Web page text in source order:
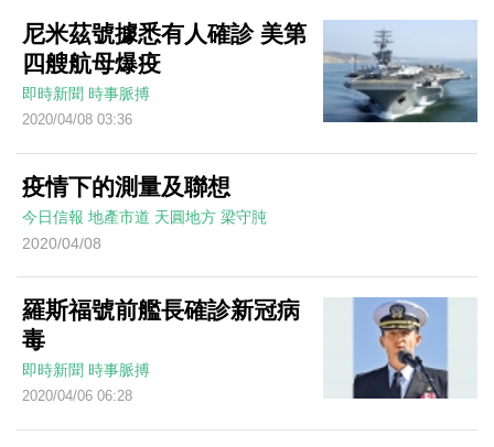
尼米茲號據悉有人確診 美第
四艘航母爆疫
即時新聞 時事脈搏
2020/04/08 03:36
疫情下的測量及聯想
今日信報 地產市道 天圓地方 梁守肫
2020/04/08
羅斯福號前艦長確診新冠病
毒
即時新聞 時事脈搏
2020/04/06 06:28